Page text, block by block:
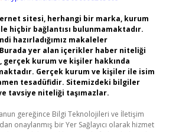
sitesi, herhangi bir marka, kurum
hiçbir bağlantısı bulunmamaktadır.
hazırladığımız makaleler
yer alan içerikler haber niteliği
gerçek kurum ve kişiler hakkında
Gerçek kurum ve kişiler ile isim
tesadüfidir. Sitemizdeki bilgiler
tavsiye niteliği taşımazlar.
gereğince Bilgi Teknolojileri ve İletişim
onaylanmış bir Yer Sağlayıcı olarak hizmet